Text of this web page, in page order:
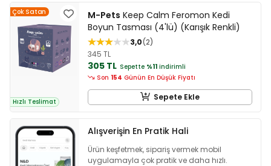
Çok Satan
Hızlı Teslimat
M-Pets Keep Calm Feromon Kedi
Boyun Tasması (4'lü) (Karışık Renkli)
3,0 2
345 TL
305 TL Sepette %11 indirimli
Son 154 Günün En Düşük Fiyatı
Sepete Ekle
Alışverişin En Pratik Hali
Ürün keşfetmek, sipariş vermek mobil
uygulamayla çok pratik ve daha hızlı.